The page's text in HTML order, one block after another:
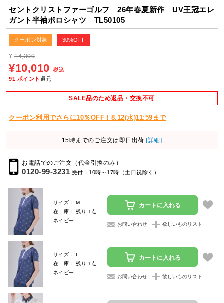
セントクリストファーゴルフ 26年春夏新作 UV王冠エレ
ガント半袖ポロシャツ TL50105
クーポン対象 30%OFF
¥ 14,300
¥10,010 税込
91 ポイント 還元
SALE品のため返品・交換不可
クーポン利用でさらに10％OFF！8.12(水)11:59まで
15時までのご注文は即日出荷 [詳細]
お電話でのご注文（代金引換のみ）
0120-99-3231 受付：10時～17時（土日祝除く）
サイズ： M
在 庫： 残り 1点
ネイビー
カートに入れる
お問い合わせ 欲しいものリスト
サイズ： L
在 庫： 残り 1点
ネイビー
カートに入れる
お問い合わせ 欲しいものリスト